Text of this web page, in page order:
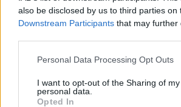
also be disclosed by us to third parties on
Downstream Participants that may further
Personal Data Processing Opt Outs
I want to opt-out of the Sharing of my
personal data.
Opted In